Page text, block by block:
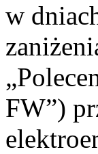
w
FW”)